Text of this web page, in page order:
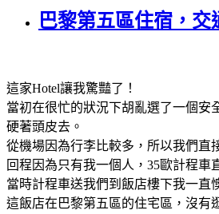
巴黎第五區住宿，交
這家Hotel讓我驚豔了！
當初在很忙的狀況下胡亂選了一個安
硬著頭皮去。
從機場因為行李比較多，所以我們直
回程因為只有我一個人，35歐計程車
當時計程車送我們到飯店樓下我一直
這飯店在巴黎第五區的住宅區，沒有